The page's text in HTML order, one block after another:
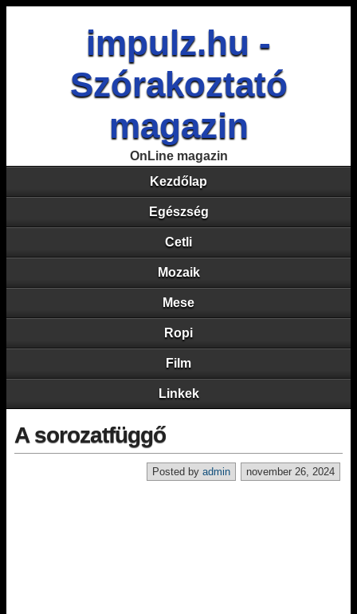
impulz.hu -
Szórakoztató
magazin
OnLine magazin
Kezdőlap
Egészség
Cetli
Mozaik
Mese
Ropi
Film
Linkek
A sorozatfüggő
november 26, 2024
Posted by admin